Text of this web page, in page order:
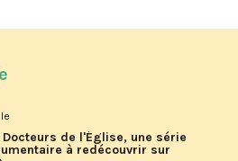
Docteurs de l'Église, une série
à redécouvrir sur